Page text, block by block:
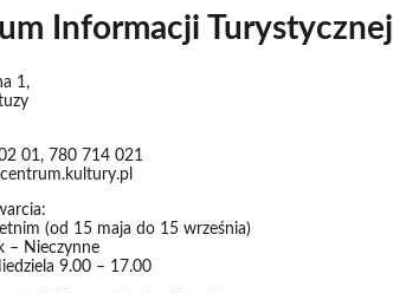
Informacji Turystycznej
1,
01, 780 714 021
(od 15 maja do 15 września)
– Nieczynne
9.00 – 17.00